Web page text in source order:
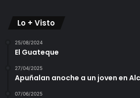
Lo + Visto
25/08/2024
El Guateque
27/04/2025
Apuñalan anoche a un joven en
07/06/2025